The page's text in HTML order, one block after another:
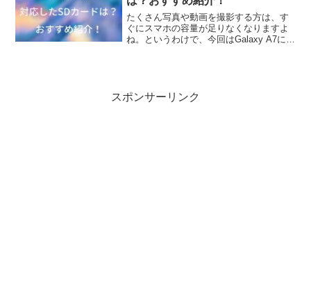
たくさん写真や動画を撮影する方は、す
ぐにスマホの容量が足りなくなりますよ
ね。というわけで、今回はGalaxy A7にど
スポンサーリンク